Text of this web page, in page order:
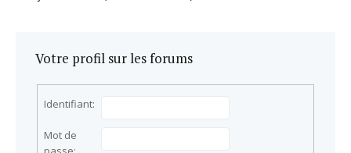
Votre profil sur les forums
Identifiant:
Mot de